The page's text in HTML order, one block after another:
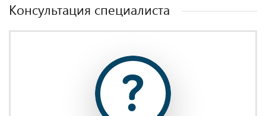
Консультация специалиста